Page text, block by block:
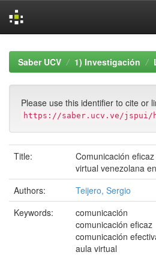
navigationSaber UCV 1) Investigación
Please use this identifier to cite or
https://saber.ucv.ve/jspui/
Title:
Comunicación
virtual venezolana
Authors:
Teijero, Sergio
Keywords:
comunicación
comunicación eficaz
comunicación
aula virtual